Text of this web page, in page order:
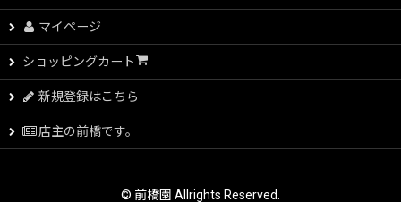
マイページ
ショッピングカート
新規登録はこちら
店主の前橋です。
© 前橋園 Allrights Reserved.